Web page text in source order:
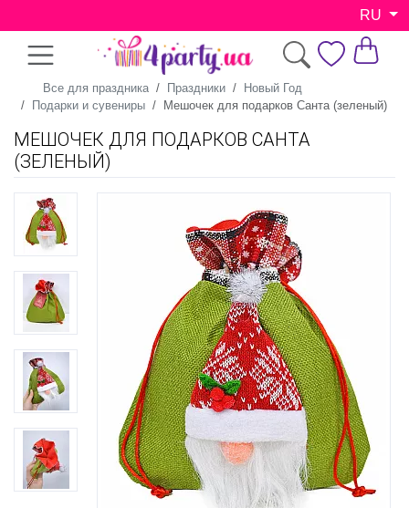
RU
Все для праздника Праздники
Новый Год
Подарки и сувениры
Мешочек для подарков Санта (зеленый)
МЕШОЧЕК ДЛЯ ПОДАРКОВ САНТА
(ЗЕЛЕНЫЙ)